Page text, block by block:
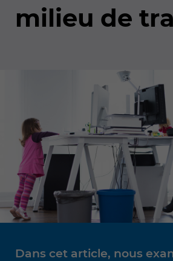
milieu de
Dans cet article, nous